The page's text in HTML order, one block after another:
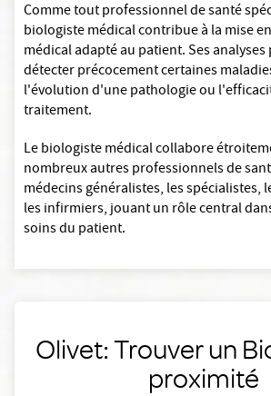
Comme tout professionnel de santé
biologiste médical contribue à la mise
médical adapté au patient. Ses
détecter précocement certaines
l'évolution d'une pathologie ou
traitement.
Le biologiste médical collabore
nombreux autres professionnels de
médecins généralistes, les spécialistes,
les infirmiers, jouant un rôle central
soins du patient.
Olivet: Trouver un
proximité